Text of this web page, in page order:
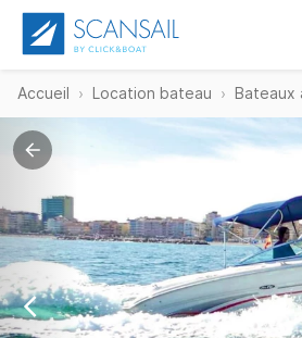
Accueil Location bateau Bateaux